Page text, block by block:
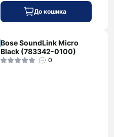
До кошика
Bose SoundLink Micro
Black (783342-0100)
0